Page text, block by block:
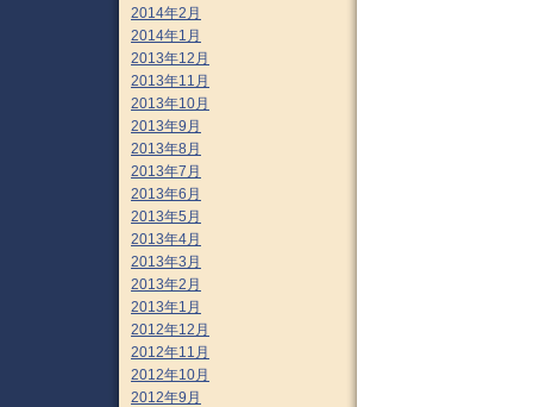
2014年2月
2014年1月
2013年12月
2013年11月
2013年10月
2013年9月
2013年8月
2013年7月
2013年6月
2013年5月
2013年4月
2013年3月
2013年2月
2013年1月
2012年12月
2012年11月
2012年10月
2012年9月